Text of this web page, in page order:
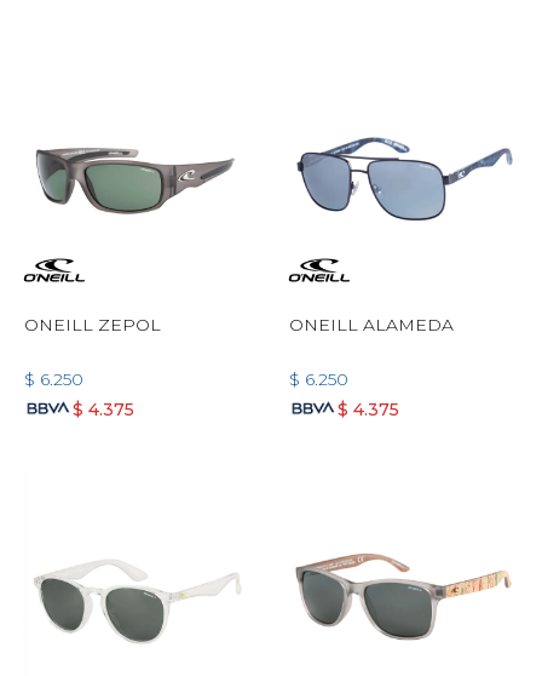
ONEILL ZEPOL
$ 6.250
$ 4.375
ONEILL ALAMEDA
$ 6.250
$ 4.375